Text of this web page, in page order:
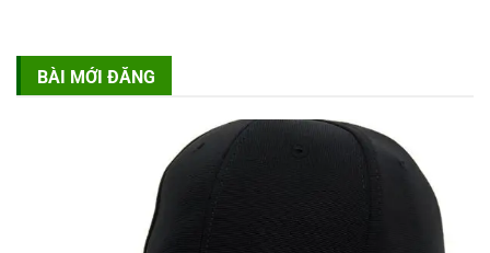
BÀI MỚI ĐĂNG